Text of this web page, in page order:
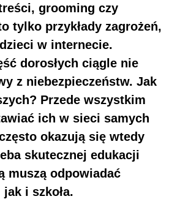
grooming czy
tylko przykłady zagrożeń,
w internecie.
dorosłych ciągle nie
z niebezpieczeństw. Jak
Przede wszystkim
ich w sieci samych
okazują się wtedy
skutecznej edukacji
muszą odpowiadać
i szkoła.